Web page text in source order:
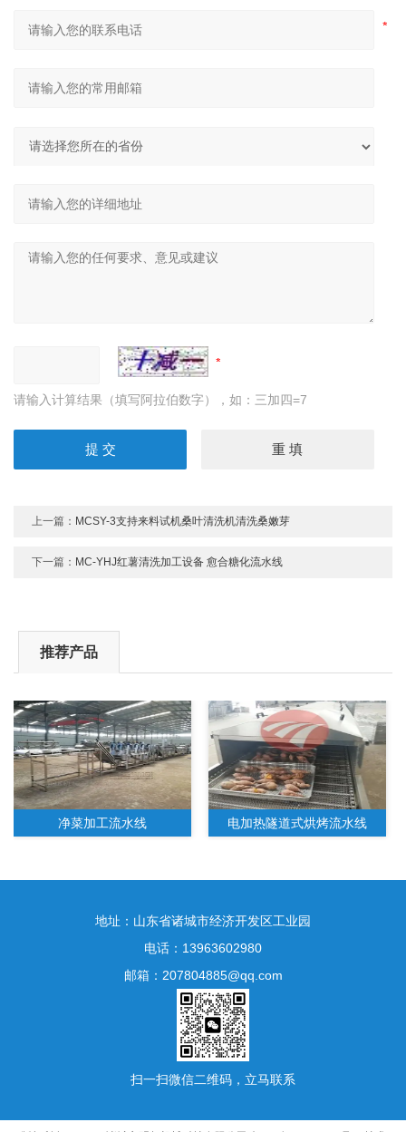
请输入计算结果（填写阿拉伯数字），如：三加四=7
上一篇： MCSY-3支持来料试机桑叶清洗机清洗桑嫩芽
下一篇： MC-YHJ红薯清洗加工设备 愈合糖化流水线
推荐产品
净菜加工流水线 电加热隧道式烘烤流水线
水果净菜加工生产线
地址：山东省诸城市经济开发区工业园
电话：13963602980
邮箱：207804885@qq.com
扫一扫微信二维码，立马联系